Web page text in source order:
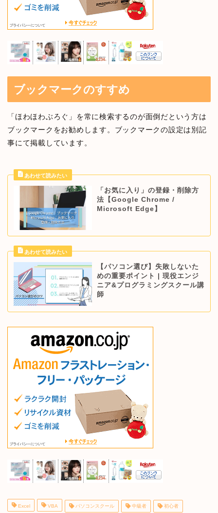
ブックマークのすすめ
「ほわほわぶろぐ」を常に検索するのが面倒だという方は
ブックマークをお勧めします。ブックマークの設定は別記
事にて掲載しています。
「お気に入り」の登録・削除方
法【Google Chrome /
Microsoft Edge】
【パソコン選び】失敗しないた
めの重要ポイント | 現役エンジ
ニア&プログラミングスクール講
師
Excel VBA パソコンスクール 中級者 初心者